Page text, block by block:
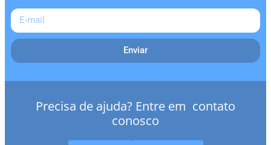
Enviar
Precisa de ajuda? Entre em contato
conosco